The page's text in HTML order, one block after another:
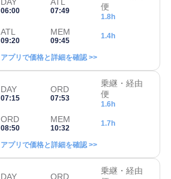
06:00 07:49
便
1.8h
ATL
09:20
MEM
09:45
1.4h
アプリで価格と詳細を確認 >>
DAY
07:15
ORD
07:53
乗継・経由
便
1.6h
ORD
08:50
MEM
10:32
1.7h
アプリで価格と詳細を確認 >>
DAY ORD
乗継・経由